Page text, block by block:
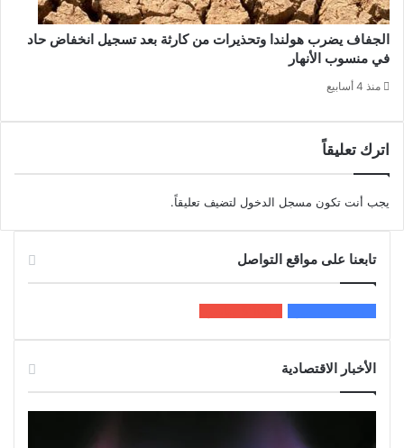
الجفاف يضرب هولندا وتحذيرات من كارثة بعد تسجيل انخفاض حاد
في منسوب الأنهار
منذ 4 أسابيع
اترك تعليقاً
يجب أنت تكون مسجل الدخول لتضيف تعليقاً.
تابعنا على مواقع التواصل
الأخبار الاقتصادية